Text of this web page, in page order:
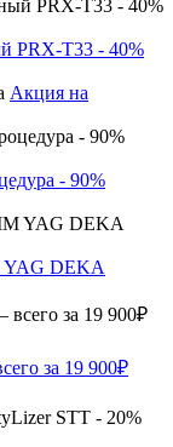
PRX-T33 - 40%
Акция на
- 90%
YAG DEKA
за 19 900₽